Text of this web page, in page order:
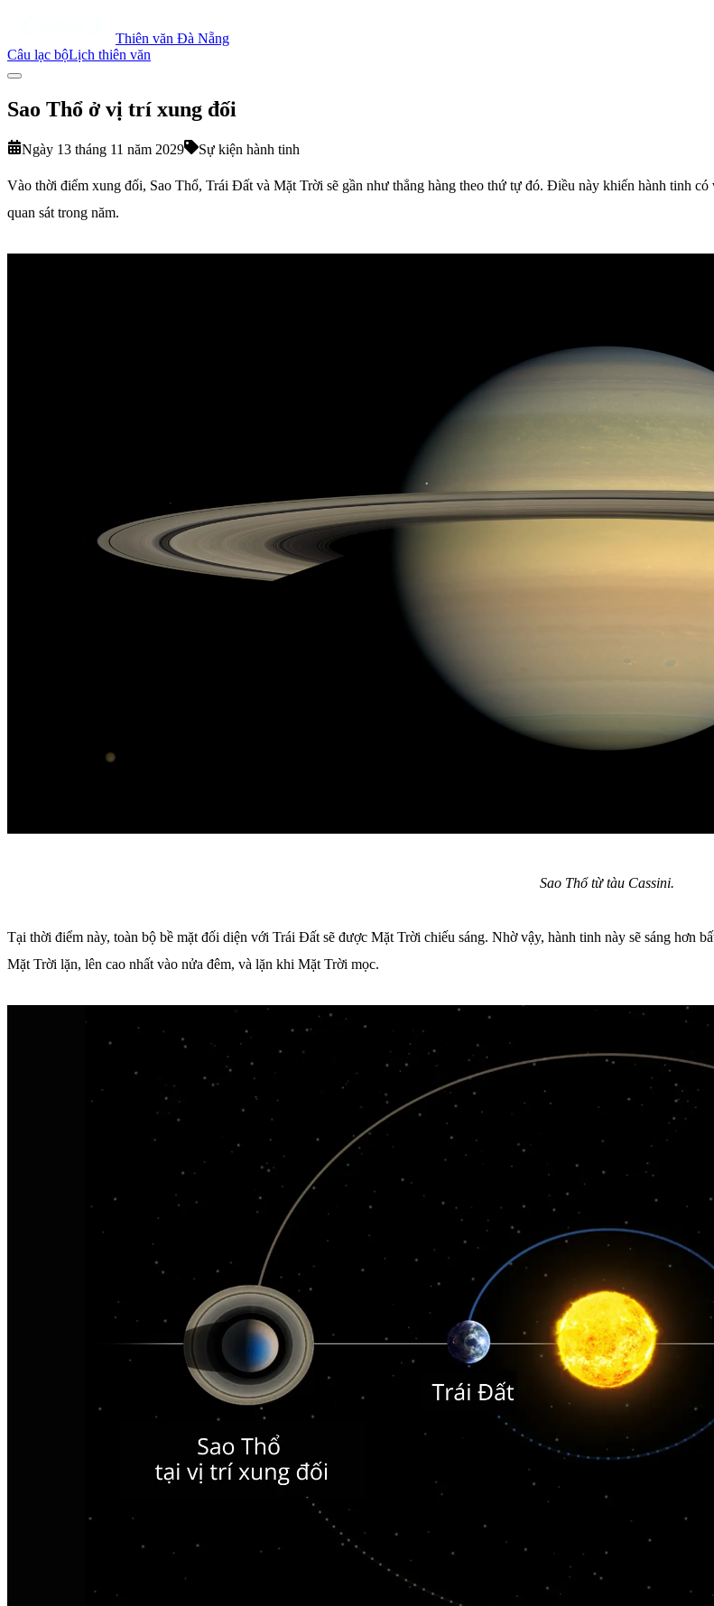
Thiên văn Đà Nẵng
Câu lạc bộLịch thiên văn
Sao Thổ ở vị trí xung đối
Ngày 13 tháng 11 năm 2029 Sự kiện hành tinh
Vào thời điểm xung đối, Sao Thổ, Trái Đất và Mặt Trời sẽ gần như thẳng hàng theo thứ tự đó. Điều này khiến hành tinh
quan sát trong năm.
Sao Thổ từ tàu Cassini.
Tại thời điểm này, toàn bộ bề mặt đối diện với Trái Đất sẽ được Mặt Trời chiếu sáng. Nhờ vậy, hành tinh này sẽ sáng hơn
Mặt Trời lặn, lên cao nhất vào nửa đêm, và lặn khi Mặt Trời mọc.